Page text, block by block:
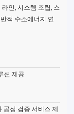
인, 시스템 조립, 스
적 수소에너지 연
션 제공
공정 검증 서비스 제